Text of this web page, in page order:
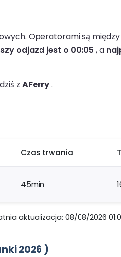
Operatorami są
odjazd jest o 00:05 , a
z AFerry.
Czas trwania
45min
aktualizacja: 08/08/2026
2026 )